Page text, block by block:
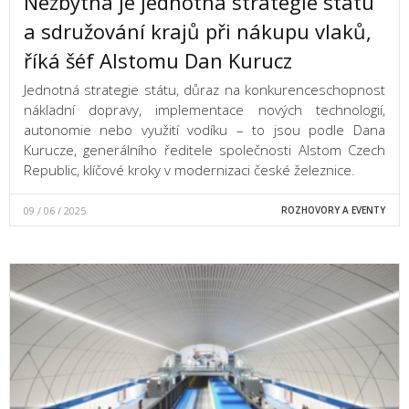
a sdružování krajů při nákupu vlaků,
říká šéf Alstomu Dan Kurucz
Jednotná strategie státu, důraz na konkurenceschopnost
nákladní dopravy, implementace nových technologií,
autonomie nebo využití vodíku – to jsou podle Dana
Kurucze, generálního ředitele společnosti Alstom Czech
Republic, klíčové kroky v modernizaci české železnice.
09 / 06 / 2025 ROZHOVORY A EVENTY